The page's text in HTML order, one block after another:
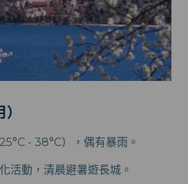
- 38°C），偶有暴雨。
活動，清晨避暑遊長城。